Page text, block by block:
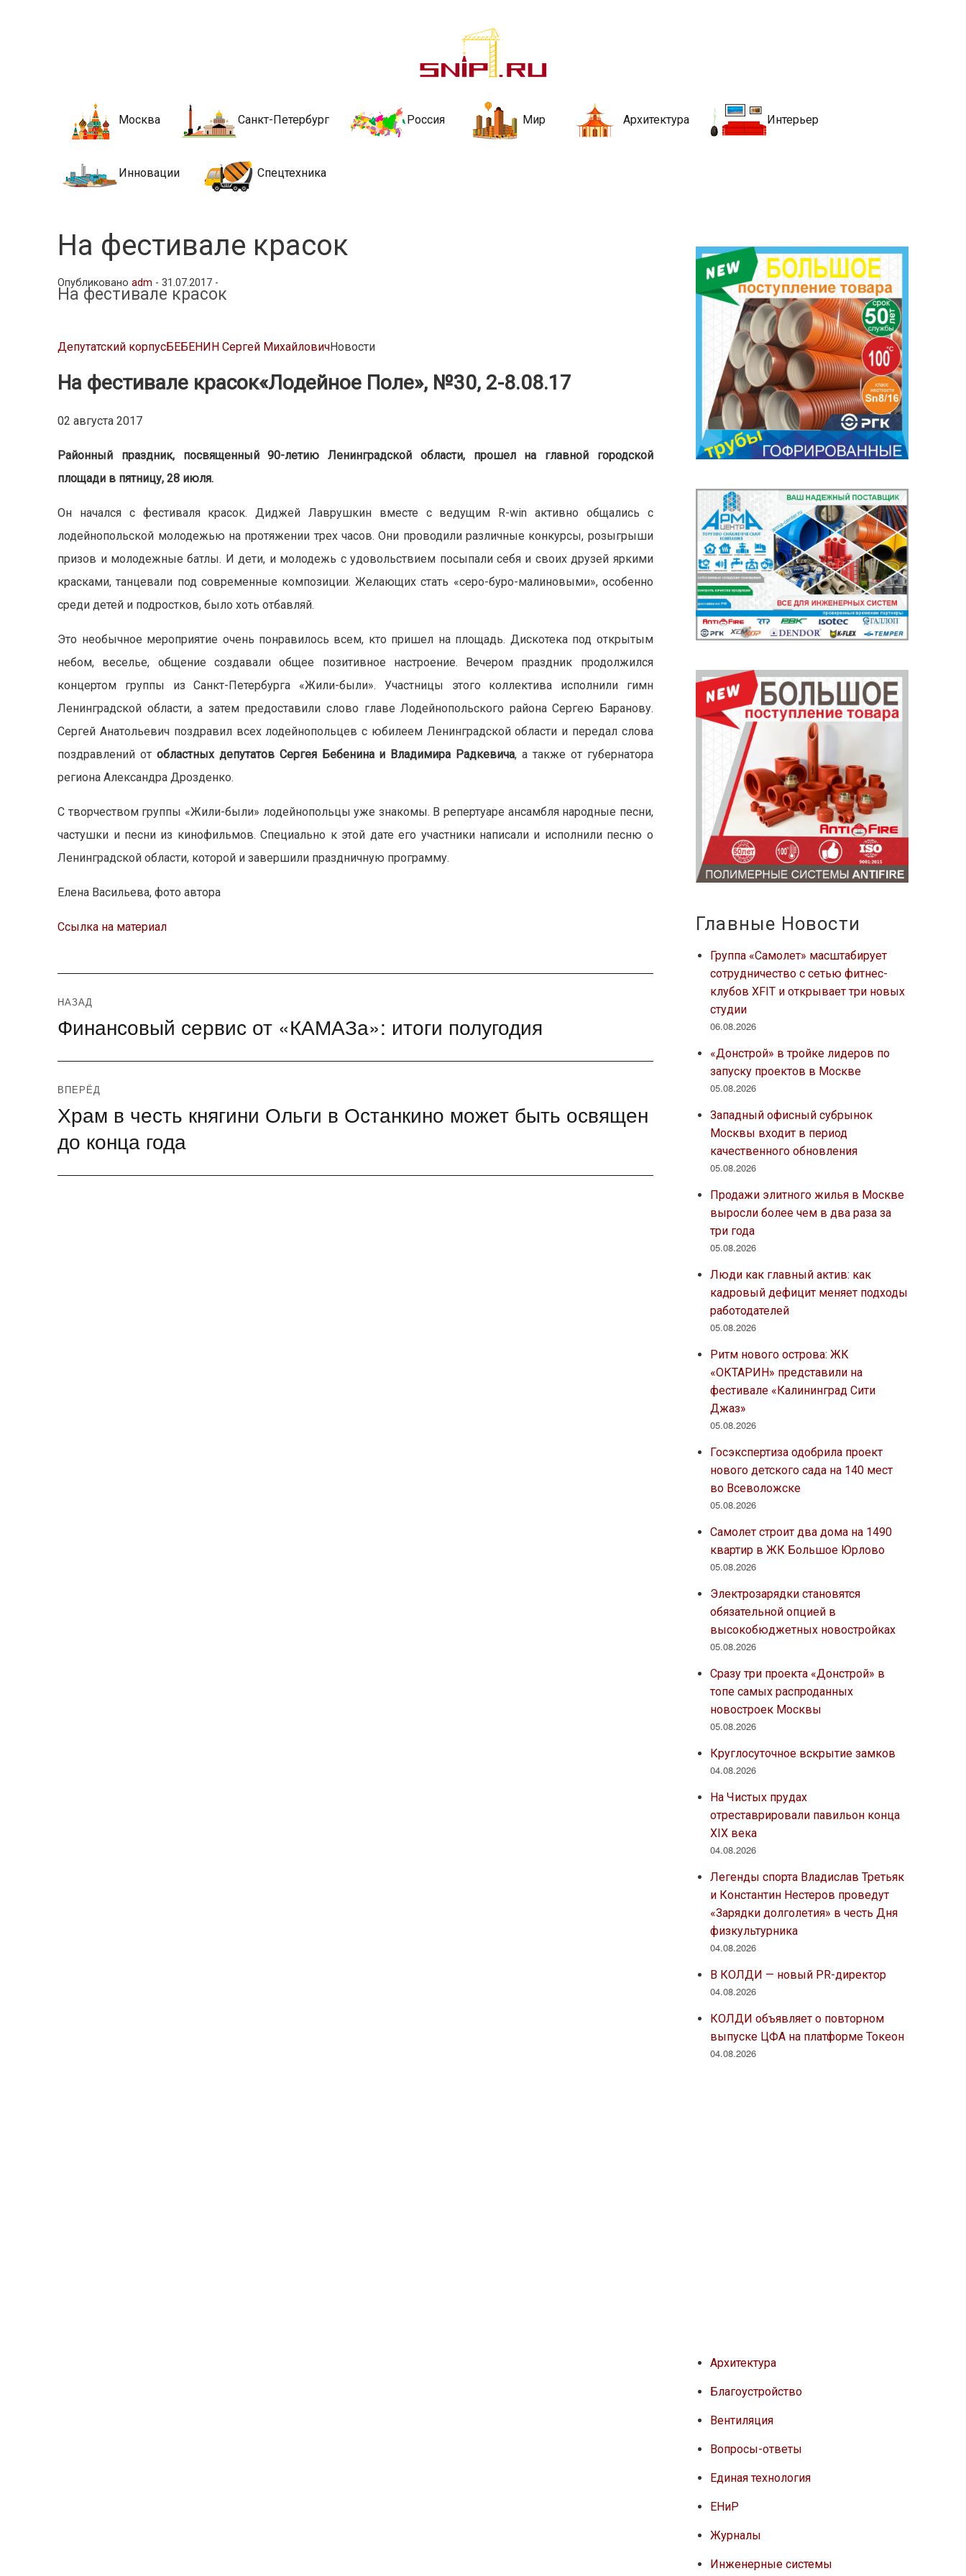
Новости строительства и недвижимости
стройкой рубрики
Москва Санкт-Петербург Россия Мир Архитектура Интерьер
Инновации Спецтехника
На фестивале красок
Опубликованоadm -31.07.2017 -
На фестивале красок
Депутатский корпусБЕБЕНИН Сергей МихайловичНовости
На фестивале красок«Лодейное Поле», №30, 2-8.08.17
02 августа 2017
Районный праздник, посвященный90-летию Ленинградской области, прошел на главной городской
площади в пятницу, 28 июля.
Он начался с фестиваля красок. Диджей Лаврушкин вместе с ведущим R-win активно общались с
лодейнопольской молодежью на протяжении трех часов. Они проводили различные конкурсы, розыгрыши
призов и молодежные батлы. И дети, и молодежь с удовольствием посыпали себя и своих друзей яркими
красками, танцевали под современные композиции. Желающих стать «серо-буро-малиновыми», особенно
среди детей и подростков, было хоть отбавляй.
Это необычное мероприятие очень понравилось всем, кто пришел на площадь. Дискотека под открытым
небом, веселье, общение создавали общее позитивное настроение. Вечером праздник продолжился
концертом группы из Санкт-Петербурга «Жили-были». Участницы этого коллектива исполнили гимн
Ленинградской области, а затем предоставили слово главе Лодейнопольского района Сергею Баранову.
Сергей Анатольевич поздравил всех лодейнопольцев с юбилеем Ленинградской области и передал слова
поздравлений от областных депутатов Сергея Бебенина и Владимира Радкевича, а также от губернатора
региона Александра Дрозденко.
С творчеством группы «Жили-были» лодейнопольцы уже знакомы. В репертуаре ансамбля народные песни,
частушки и песни из кинофильмов. Специально к этой дате его участники написали и исполнили песню о
Ленинградской области, которой и завершили праздничную программу.
Елена Васильева, фото автора
Ссылка на материал
Навигация
по
записям
НАЗАД
Предыдущая
Финансовый сервис от «КАМАЗа»: итоги полугодия
ВПЕРЁД
Следующая
запись:
Храм в честь княгини Ольги в Останкино может быть освящен
до конца года
Главные Новости
Группа «Самолет» масштабирует
сотрудничество с сетью фитнес-
клубов XFIT и открывает три новых
студии
06.08.2026
«Донстрой» в тройке лидеров по
запуску проектов в Москве
05.08.2026
Западный офисный субрынок
Москвы входит в период
качественного обновления
05.08.2026
Продажи элитного жилья в Москве
выросли более чем в два раза за
три года
05.08.2026
Люди как главный актив: как
кадровый дефицит меняет подходы
работодателей
05.08.2026
Ритм нового острова: ЖК
«ОКТАРИН» представили на
фестивале «Калининград Сити
Джаз»
05.08.2026
Госэкспертиза одобрила проект
нового детского сада на 140 мест
во Всеволожске
05.08.2026
Самолет строит два дома на 1490
квартир в ЖК Большое Юрлово
05.08.2026
Электрозарядки становятся
обязательной опцией в
высокобюджетных новостройках
05.08.2026
Сразу три проекта «Донстрой» в
топе самых распроданных
новостроек Москвы
05.08.2026
Круглосуточное вскрытие замков
04.08.2026
На Чистых прудах
отреставрировали павильон конца
XIX века
04.08.2026
Легенды спорта Владислав Третьяк
и Константин Нестеров проведут
«Зарядки долголетия» в честь Дня
физкультурника
04.08.2026
В КОЛДИ — новый PR-директор
04.08.2026
КОЛДИ объявляет о повторном
выпуске ЦФА на платформе Токеон
04.08.2026
Архитектура
Благоустройство
Вентиляция
Вопросы-ответы
Единая технология
ЕНиР
Журналы
Инженерные системы